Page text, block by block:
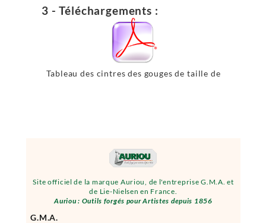
Site officiel de la marque Auriou, de l'entreprise G.M.A. et
de Lie-Nielsen en France.
Auriou : Outils forgés pour Artistes depuis 1856
G.M.A.
3 - Téléchargements :
Tableau des cintres des gouges de taille de